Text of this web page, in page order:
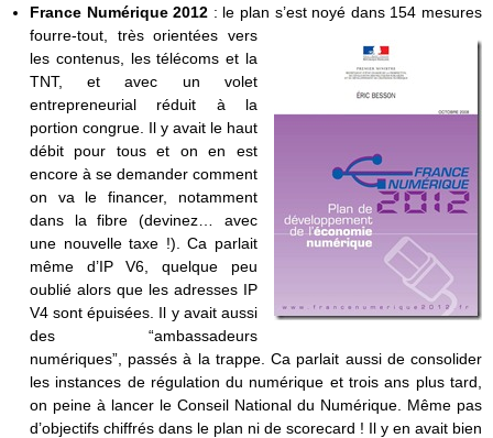
France Numérique 2012 : le plan s’est noyé dans 154 mesures
fourre-tout, très orientées vers
les contenus, les télécoms et la
TNT, et avec un volet
entrepreneurial réduit à la
portion congrue. Il y avait le haut
débit pour tous et on en est
encore à se demander comment
on va le financer, notamment
dans la fibre (devinez… avec
une nouvelle taxe !). Ca parlait
même d’IP V6, quelque peu
oublié alors que les adresses IP
V4 sont épuisées. Il y avait aussi
des “ambassadeurs
numériques”, passés à la trappe. Ca parlait aussi de consolider
les instances de régulation du numérique et trois ans plus tard,
on peine à lancer le Conseil National du Numérique. Même pas
d’objectifs chiffrés dans le plan ni de scorecard ! Il y en avait bien